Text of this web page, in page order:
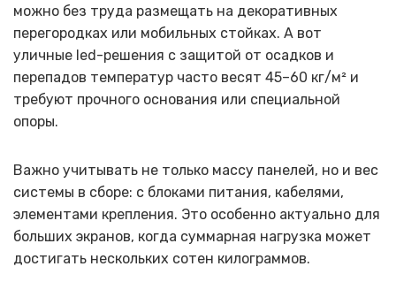
можно без труда размещать на декоративных
перегородках или мобильных стойках. А вот
уличные led-решения с защитой от осадков и
перепадов температур часто весят 45–60 кг/м² и
требуют прочного основания или специальной
опоры.
Важно учитывать не только массу панелей, но и вес
системы в сборе: с блоками питания, кабелями,
элементами крепления. Это особенно актуально для
больших экранов, когда суммарная нагрузка может
достигать нескольких сотен килограммов.